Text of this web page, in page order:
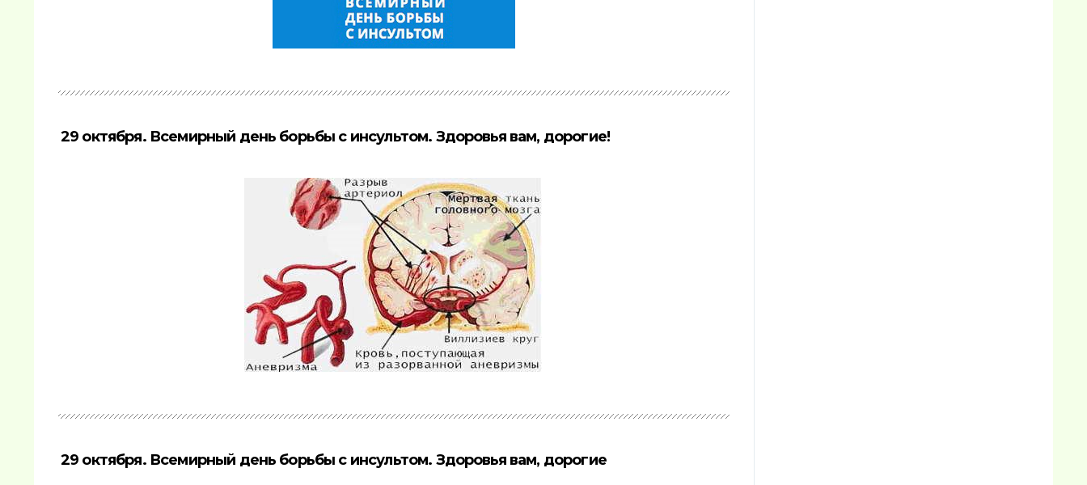
29 октября. Всемирный день борьбы с инсультом. Здоровья вам, дорогие!
29 октября. Всемирный день борьбы с инсультом. Здоровья вам, дорогие